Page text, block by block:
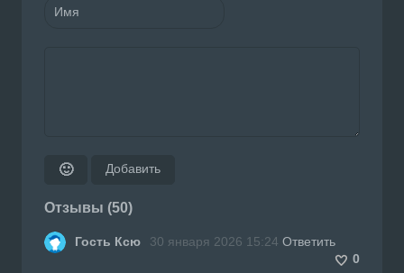
🙂 Добавить
Отзывы (50)
Гость Ксю 30 января 2026 15:24 Ответить
0